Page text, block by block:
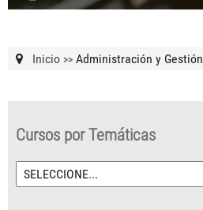
Inicio >> Administración y Gestión
Cursos por Temáticas